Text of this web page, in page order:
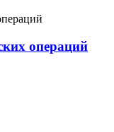
операций